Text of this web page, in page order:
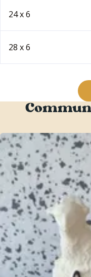
24 x 6
28 x 6